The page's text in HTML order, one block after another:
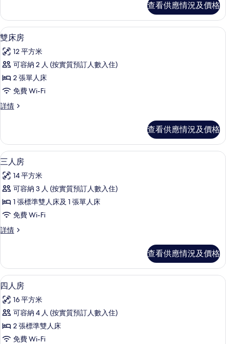
相
片
情
查看供應情況及價格
載
入
所
有
雙
房
相
片
雙床房 | 高級寢具、羽絨被、書桌、
4
雙床房
12 平方米
可容納 2 人 (按實質預訂人數入住)
2 張單人床
免費 Wi-Fi
詳情
雙
情
查看供應情況及價格
載
入
所
有
三
房
相
片
三人房 | 高級寢具、羽絨被、書桌、
6
三人房
14 平方米
可容納 3 人 (按實質預訂人數入住)
1 張標準雙人床及 1 張單人床
免費 Wi-Fi
詳情
三
情
查看供應情況及價格
載
入
所
有
四
四人房 | 高級寢具、羽絨被、書桌、
8
四人房
16 平方米
可容納 4 人 (按實質預訂人數入住)
2 張標準雙人床
免費 Wi-Fi